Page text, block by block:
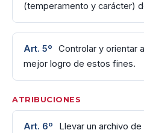
(temperamento y carácter)
Art. 5º
Controlar y orientar
mejor logro de estos fines.
ATRIBUCIONES
Art. 6º
Llevar un archivo